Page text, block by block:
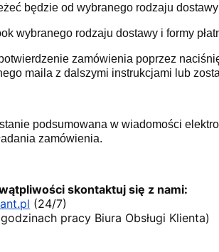
będzie od wybranego rodzaju dostawy
wybranego rodzaju dostawy i formy
zamówienia poprzez
maila z dalszymi instrukcjami lub
podsumowana w wiadomości
zamówienia.
skontaktuj się z nami:
(24/7)
pracy Biura Obsługi Klienta)